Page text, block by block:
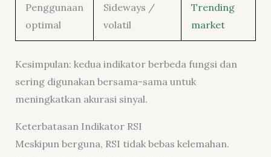
Penggunaan
optimal
Sideways /
volatil
Trending
market
Kesimpulan: kedua indikator berbeda fungsi dan
sering digunakan bersama-sama untuk
meningkatkan akurasi sinyal.
Keterbatasan Indikator RSI
Meskipun berguna, RSI tidak bebas kelemahan.